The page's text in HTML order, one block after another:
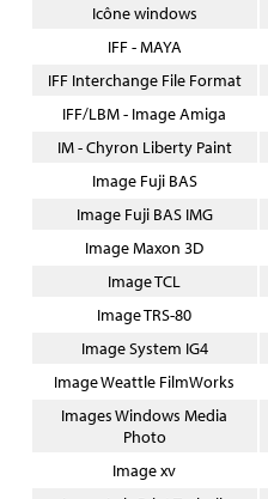
Icône windows
IFF - MAYA
IFF Interchange File Format
IFF/LBM - Image Amiga
IM - Chyron Liberty Paint
Image Fuji BAS
Image Fuji BAS IMG
Image Maxon 3D
Image TCL
Image TRS-80
Image System IG4
Image Weattle FilmWorks
Images Windows Media
Photo
Image xv